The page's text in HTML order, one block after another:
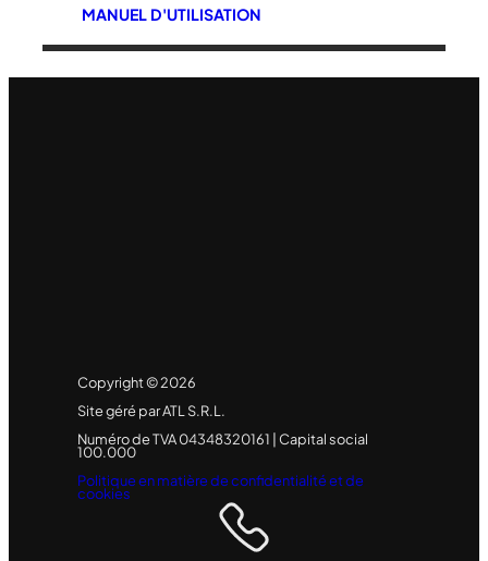
MANUEL D'UTILISATION
Copyright © 2026
Site géré par ATL S.R.L.
Numéro de TVA 04348320161 | Capital social
100.000
Politique en matière de confidentialité et de
cookies